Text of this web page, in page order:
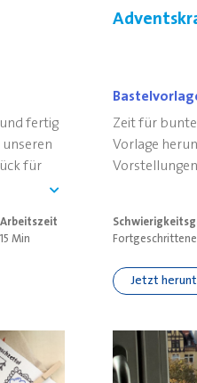
und fertig
für
Arbeitszeit
15 Min
Zeit für
Vorlage
Fortgeschrittene
Jetzt